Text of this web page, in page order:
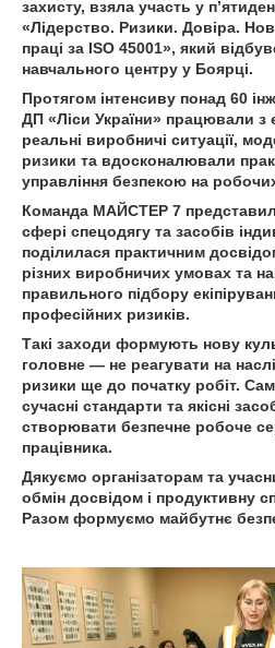
захисту, взяла участь у
«Лідерство. Ризики. Довіра.
праці за ISO 45001», який
навчального центру у Боярці.
Протягом інтенсиву понад 60
ДП «Ліси України» працювали з
реальні виробничі ситуації,
ризики та вдосконалювали
управління безпекою на
Команда МАЙСТЕР 7
сфері спецодягу та засобів
поділилася практичним
різних виробничих умовах та
правильного підбору
професійних ризиків.
Такі заходи формують нову
головне — не реагувати на
ризики ще до початку робіт.
сучасні стандарти та якісні
створювати безпечне робоче
працівника.
Дякуємо організаторам та
обмін досвідом і продуктивну
Разом формуємо майбутнє